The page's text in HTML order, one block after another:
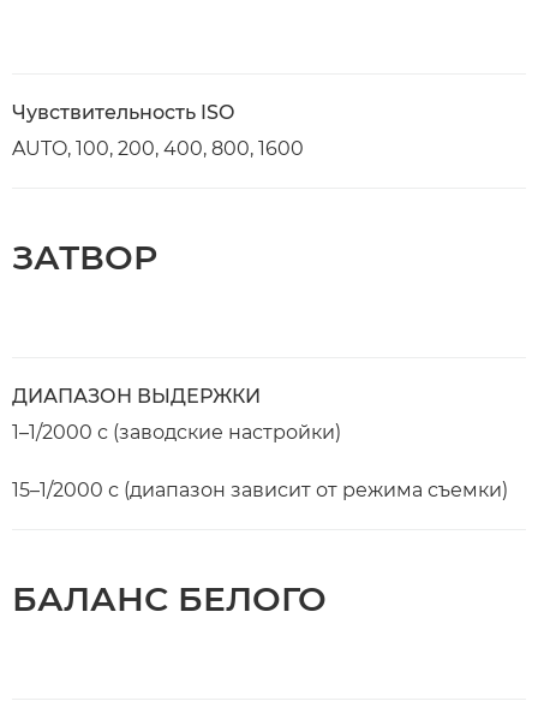
Чувствительность ISO
AUTO, 100, 200, 400, 800, 1600
ЗАТВОР
ДИАПАЗОН ВЫДЕРЖКИ
1–1/2000 с (заводские настройки)
15–1/2000 с (диапазон зависит от режима съемки)
БАЛАНС БЕЛОГО